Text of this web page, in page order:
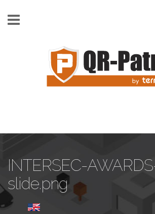
INTERSEC-
slide.png